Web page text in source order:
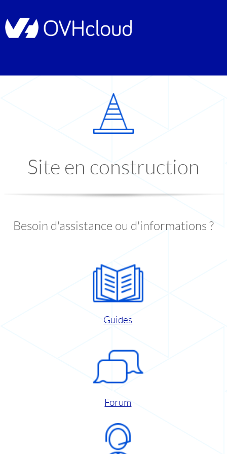
Site en construction
Besoin d'assistance ou d'informations ?
Guides
Forum